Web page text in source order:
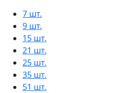
7 шт.
9 шт.
15 шт.
21 шт.
25 шт.
35 шт.
51 шт.